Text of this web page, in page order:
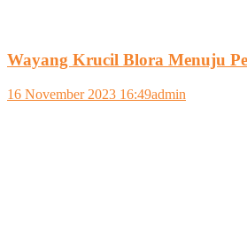
Wayang Krucil Blora Menuju
16 November 2023 16:49admin